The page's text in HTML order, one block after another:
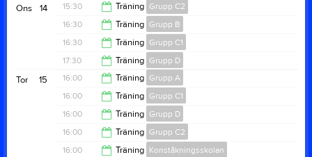
19:30
19:00
14
Ons 15:30 Träning Grupp C2
17:20
16:30 Träning Grupp B
19:30
16:30 Träning Grupp C1
18:20
17:30 Träning Grupp D
18:20
15
Tor 16:00 Träning Grupp A
19:00
16:00 Träning Grupp C1
18:00
16:00 Träning Grupp D
18:00
16:00 Träning Grupp C2
16:00 Träning Konståkningsskolan